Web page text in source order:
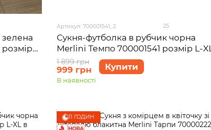
Артикул: 700001541_2 25
Сукня-футболка в рубчик чорна
Merlini Темпо 700001541 розмір L-XL
1 899 грн
999 грн Купити
В наявності
11 ГОДИН